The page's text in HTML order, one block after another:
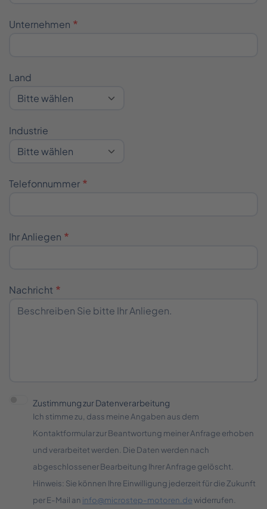
Unternehmen
_____
_______
Land
________
Industrie
Telefonnummer
Ihr Anliegen
Nachricht
Zustimmung zur Datenverarbeitung
Ich stimme zu, dass meine Angaben aus dem
Kontaktformular zur Beantwortung meiner Anfrage erhoben
und verarbeitet werden. Die Daten werden nach
abgeschlossener Bearbeitung Ihrer Anfrage gelöscht.
Hinweis: Sie können Ihre Einwilligung jederzeit für die Zukunft
per E-Mail an info@microstep-motoren.dewiderrufen.